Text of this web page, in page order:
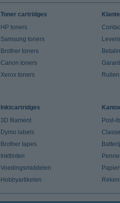
Toner cartridges
HP toners
Samsung toners
Brother toners
Canon toners
Xerox toners
Inktcartridges
3D filament
Dymo labels
Brother tapes
Inktlinten
Voedingsmiddelen
Hobbyartikelen
Post-